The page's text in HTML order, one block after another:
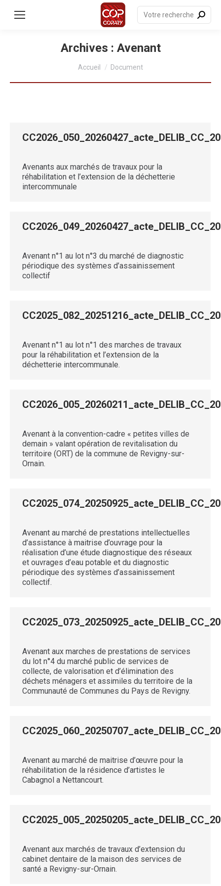
principal
Recherche
:
Archives : Avenant
Accueil Document
Avenants aux marchés de travaux pour la
réhabilitation et l’extension de la déchetterie
intercommunale
Avenant n°1 au lot n°3 du marché de diagnostic
périodique des systèmes d’assainissement
collectif
Avenant n°1 au lot n°1 des marches de travaux
pour la réhabilitation et l’extension de la
déchetterie intercommunale.
Avenant à la convention-cadre « petites villes de
demain » valant opération de revitalisation du
territoire (ORT) de la commune de Revigny-sur-
Ornain.
Avenant au marché de prestations intellectuelles
d’assistance à maitrise d’ouvrage pour la
réalisation d’une étude diagnostique des réseaux
et ouvrages d’eau potable et du diagnostic
périodique des systèmes d’assainissement
collectif.
Avenant aux marches de prestations de services
du lot n°4 du marché public de services de
collecte, de valorisation et d’élimination des
déchets ménagers et assimiles du territoire de la
Communauté de Communes du Pays de Revigny.
Avenant au marché de maitrise d’œuvre pour la
réhabilitation de la résidence d’artistes le
Cabagnol a Nettancourt.
Avenant aux marchés de travaux d’extension du
cabinet dentaire de la maison des services de
santé a Revigny-sur-Ornain.